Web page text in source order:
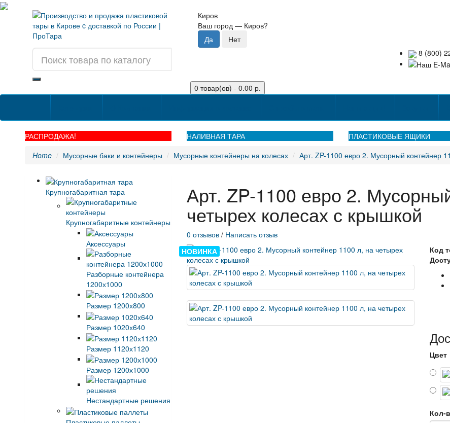
Киров
Ваш город — Киров?
8 (800)
0 товар(ов) - 0.00 р.
РАСПРОДАЖА! НАЛИВНАЯ ТАРА ПЛАСТИКОВЫЕ ЯЩИКИ
Home
Мусорные баки и контейнеры Мусорные контейнеры на колесах Арт. ZP-1100 евро 2. Мусорный контейнер
Крупногабаритная тара
Крупногабаритные контейнеры
Аксессуары
Разборные контейнера
1200х1000
Размер 1200х800
Размер 1020х640
Размер 1120х1120
Размер 1200х1000
Нестандартные решения
Арт. ZP-1100 евро 2.
четырех колесах с крышкой
0 отзывов/ Написать отзыв
НОВИНКА
Код
Цвет
Кол-